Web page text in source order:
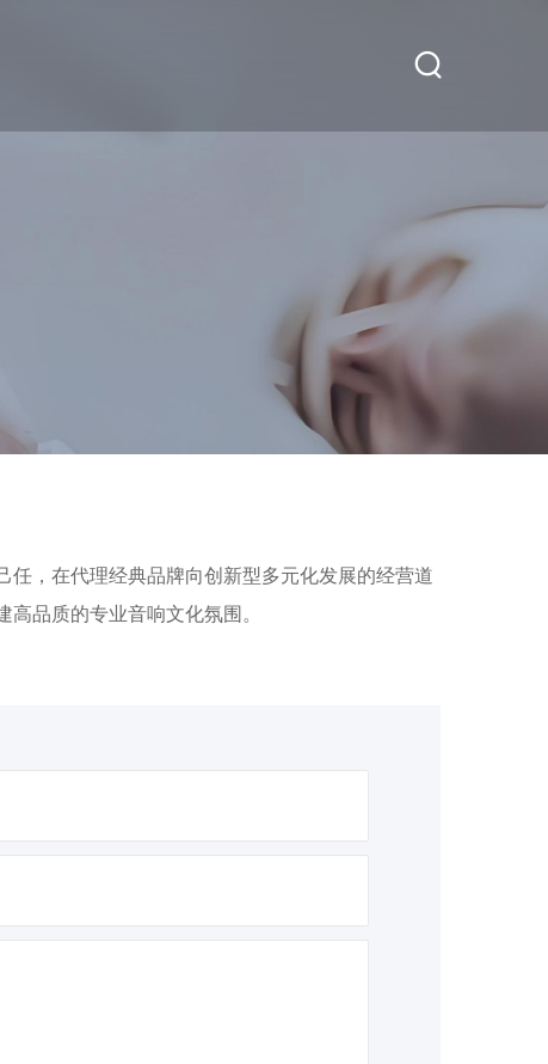
任，在代理经典品牌向创新型多元化发展的经营道
品质的专业音响文化氛围。